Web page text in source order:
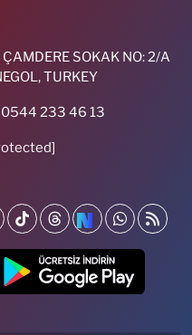
SOKAK NO: 2/A
TURKEY
233 46 13